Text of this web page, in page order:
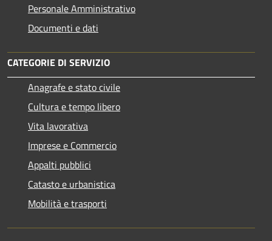
Personale Amministrativo
Documenti e dati
CATEGORIE DI SERVIZIO
Anagrafe e stato civile
Cultura e tempo libero
Vita lavorativa
Imprese e Commercio
Appalti pubblici
Catasto e urbanistica
Mobilità e trasporti